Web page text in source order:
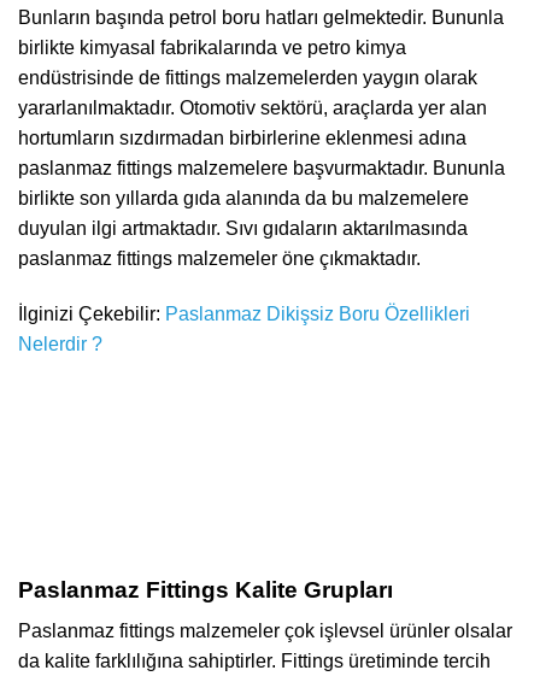
Bunların başında petrol boru hatları gelmektedir. Bununla
birlikte kimyasal fabrikalarında ve petro kimya
endüstrisinde de fittings malzemelerden yaygın olarak
yararlanılmaktadır. Otomotiv sektörü, araçlarda yer alan
hortumların sızdırmadan birbirlerine eklenmesi adına
paslanmaz fittings malzemelere başvurmaktadır. Bununla
birlikte son yıllarda gıda alanında da bu malzemelere
duyulan ilgi artmaktadır. Sıvı gıdaların aktarılmasında
paslanmaz fittings malzemeler öne çıkmaktadır.
İlginizi Çekebilir: Paslanmaz Dikişsiz Boru Özellikleri
Nelerdir ?
Paslanmaz Fittings Kalite Grupları
Paslanmaz fittings malzemeler çok işlevsel ürünler olsalar
da kalite farklılığına sahiptirler. Fittings üretiminde tercih